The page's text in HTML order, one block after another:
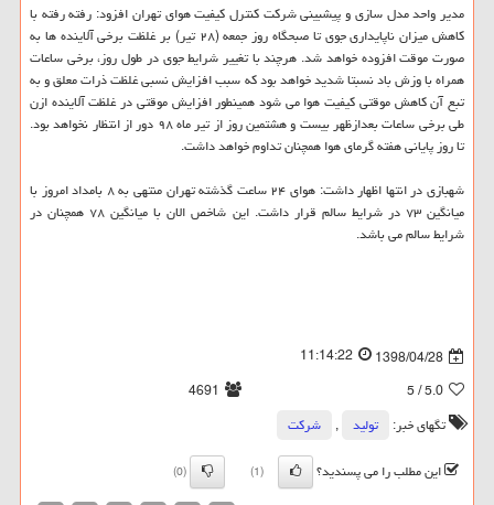
مدیر واحد مدل سازی و پیشبینی شركت كنترل كیفیت هوای تهران افزود: رفته رفته با
كاهش میزان ناپایداری جوی تا صبحگاه روز جمعه (۲۸ تیر) بر غلظت برخی آلاینده ها به
صورت موقت افزوده خواهد شد. هرچند با تغییر شرایط جوی در طول روز، برخی ساعات
همراه با وزش باد نسبتا شدید خواهد بود كه سبب افزایش نسبی غلظت ذرات معلق و به
تبع آن كاهش موقتی كیفیت هوا می شود همینطور افزایش موقتی در غلظت آلاینده ازن
طی برخی ساعات بعدازظهر بیست و هشتمین روز از تیر ماه ۹۸ دور از انتظار نخواهد بود.
تا روز پایانی هفته گرمای هوا همچنان تداوم خواهد داشت.
شهبازی در انتها اظهار داشت: هوای ۲۴ ساعت گذشته تهران منتهی به ۸ بامداد امروز با
میانگین ۷۳ در شرایط سالم قرار داشت. این شاخص الان با میانگین ۷۸ همچنان در
شرایط سالم می باشد.
1398/04/28
11:14:22
5.0
/ 5
4691
تگهای خبر:
تولید ,
شركت
این مطلب را می پسندید؟
(1)
(0)